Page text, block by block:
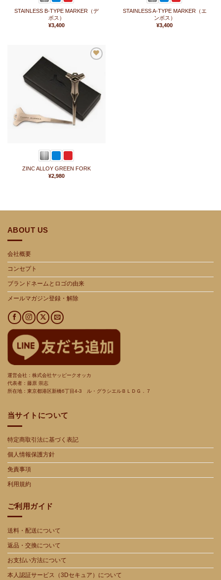
STAINLESS B-TYPE MARKER（デ
ボス）
¥3,400
STAINLESS A-TYPE MARKER（エ
ンボス）
¥3,400
に
追
加
ZINC ALLOY GREEN FORK
¥2,980
ABOUT US
会社概要
コンセプト
ブランドネームとロゴの由来
メールマガジン登録・解除
運営会社：株式会社ヤッピークオッカ
代表者：藤原 崇志
所在地：東京都港区新橋6丁目4-3 ル・グラシエルＢＬＤＧ．７
当サイトについて
特定商取引法に基づく表記
個人情報保護方針
免責事項
利用規約
ご利用ガイド
送料・配送について
返品・交換について
お支払い方法について
本人認証サービス（3Dセキュア）について